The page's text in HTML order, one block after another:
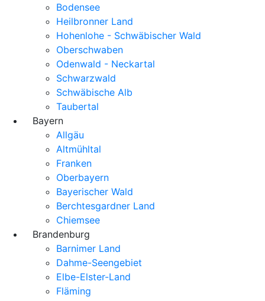
Bodensee
Heilbronner Land
Hohenlohe - Schwäbischer Wald
Oberschwaben
Odenwald - Neckartal
Schwarzwald
Schwäbische Alb
Taubertal
Bayern
Allgäu
Altmühltal
Franken
Oberbayern
Bayerischer Wald
Berchtesgardner Land
Chiemsee
Brandenburg
Barnimer Land
Dahme-Seengebiet
Elbe-Elster-Land
Fläming